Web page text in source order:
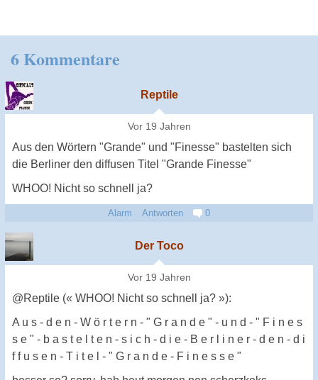
6 Kommentare
Reptile
Vor 19 Jahren
Aus den Wörtern "Grande" und "Finesse" bastelten sich
die Berliner den diffusen Titel "Grande Finesse"
WHOO! Nicht so schnell ja?
Alarm Antworten 0
Der Toco
Vor 19 Jahren
@Reptile (« WHOO! Nicht so schnell ja? »):
A u s - d e n - W ö r t e r n - " G r a n d e " - u n d - " F i n e s
s e " - b a s t e l t e n - s i c h - d i e - B e r l i n e r - d e n - d i
f f u s e n - T i t e l - " G r a n d e - F i n e s s e "